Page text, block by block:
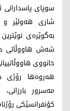
سوپای
شاری هەولێر و
بەگوێرەی
شەش هاووڵاتی
خانووی
مەسرور
کۆنفرانسێکی